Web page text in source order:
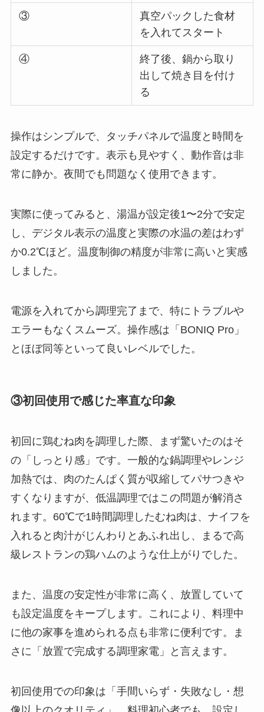
③
真空パックした食材
を入れてスタート
④
終了後、鍋から取り
出して焼き目を付け
る
操作はシンプルで、タッチパネルで温度と時間を
設定するだけです。表示も見やすく、動作音は非
常に静か。夜間でも問題なく使用できます。
実際に使ってみると、湯温が設定後1〜2分で安定
し、デジタル表示の温度と実際の水温の差はわず
か0.2℃ほど。温度制御の精度が非常に高いと実感
しました。
電源を入れてから調理完了まで、特にトラブルや
エラーもなくスムーズ。操作感は「BONIQ Pro」
とほぼ同等といって良いレベルでした。
③初回使用で感じた率直な印象
初回に鶏むね肉を調理した際、まず驚いたのはそ
の「しっとり感」です。一般的な鍋調理やレンジ
加熱では、肉のたんぱく質が収縮してパサつきや
すくなりますが、低温調理ではこの問題が解消さ
れます。60℃で1時間調理したむね肉は、ナイフを
入れると肉汁がじんわりとあふれ出し、まるで高
級レストランの鶏ハムのような仕上がりでした。
また、温度の安定性が非常に高く、放置していて
も設定温度をキープします。これにより、料理中
に他の家事を進められる点も非常に便利です。ま
さに「放置で完成する調理家電」と言えます。
初回使用での印象は「手間いらず・失敗なし・想